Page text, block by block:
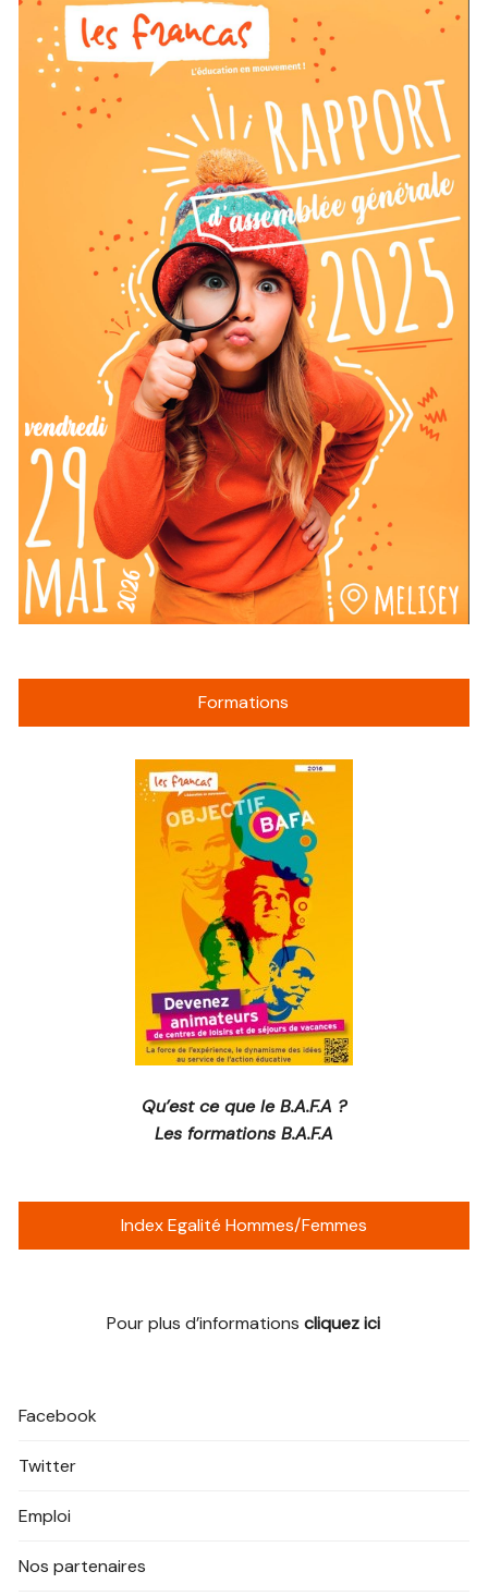
Formations
Qu’est ce que le B.A.F.A ?
Les formations B.A.F.A
Index Egalité Hommes/Femmes
Pour plus d’informationscliquez ici
Facebook
Twitter
Emploi
Nos partenaires